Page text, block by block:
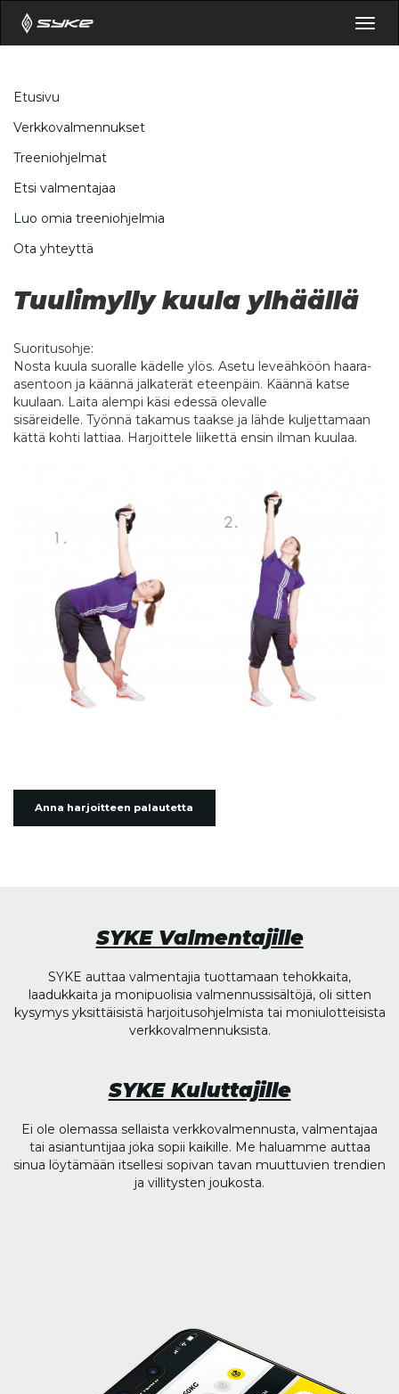
Etusivu
Verkkovalmennukset
Treeniohjelmat
Etsi valmentajaa
Luo omia treeniohjelmia
Ota yhteyttä
Tuulimylly kuula ylhäällä
Suoritusohje:
Nosta kuula suoralle kädelle ylös. Asetu leveähköön haara-
asentoon ja käännä jalkaterät eteenpäin. Käännä katse
kuulaan. Laita alempi käsi edessä olevalle
sisäreidelle. Työnnä takamus taakse ja lähde kuljettamaan
kättä kohti lattiaa. Harjoittele liikettä ensin ilman kuulaa.
Anna harjoitteen palautetta
SYKE Valmentajille
SYKE auttaa valmentajia tuottamaan tehokkaita,
laadukkaita ja monipuolisia valmennussisältöjä, oli sitten
kysymys yksittäisistä harjoitusohjelmista tai moniulotteisista
verkkovalmennuksista.
SYKE Kuluttajille
Ei ole olemassa sellaista verkkovalmennusta, valmentajaa
tai asiantuntijaa joka sopii kaikille. Me haluamme auttaa
sinua löytämään itsellesi sopivan tavan muuttuvien trendien
ja villitysten joukosta.